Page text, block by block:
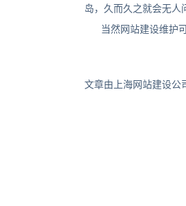
岛，久而久之就会无人
当然网站建设维护可
文章由上海网站建设公